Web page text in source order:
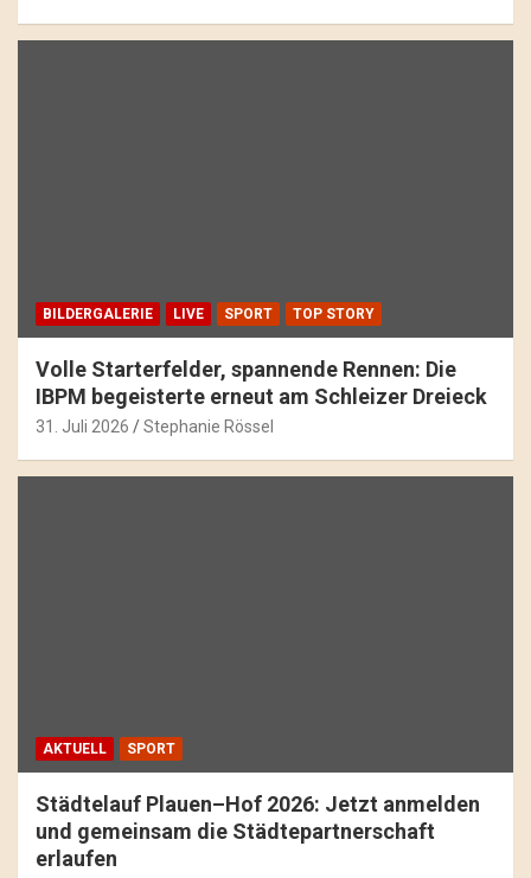
BILDERGALERIE LIVE SPORT TOP STORY
Volle Starterfelder, spannende Rennen: Die
IBPM begeisterte erneut am Schleizer Dreieck
31. Juli 2026 Stephanie Rössel
AKTUELL SPORT
Städtelauf Plauen–Hof 2026: Jetzt anmelden
und gemeinsam die Städtepartnerschaft
erlaufen